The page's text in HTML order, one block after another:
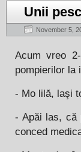
Unii
November 5,
Acum vreo
pompierilor la
- Mo lilă, laşi
- Apăi las, că
conced